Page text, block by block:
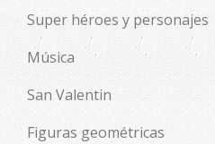
Super héroes y personajes
Música
San Valentin
Figuras geométricas